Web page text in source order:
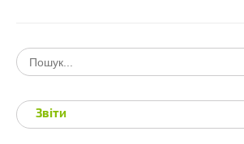
Звіти